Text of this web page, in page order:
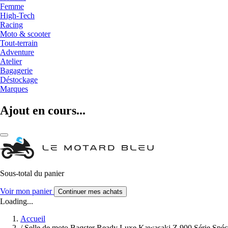
Femme
High-Tech
Racing
Moto & scooter
Tout-terrain
Adventure
Atelier
Bagagerie
Déstockage
Marques
Ajout en cours...
Sous-total du panier
Voir mon panier Continuer mes achats
Loading...
Accueil